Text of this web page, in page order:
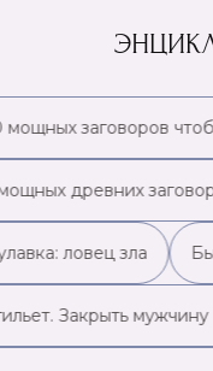
мощных заговоров
древних
ловец зла
Закрыть